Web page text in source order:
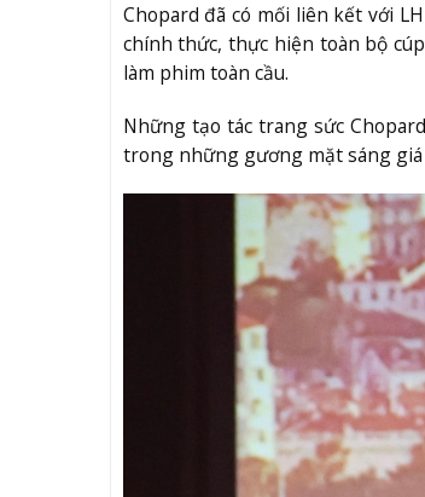
Chopard đã có mối liên kết với
chính thức, thực hiện toàn bộ
làm phim toàn cầu.
Những tạo tác trang sức
trong những gương mặt sáng